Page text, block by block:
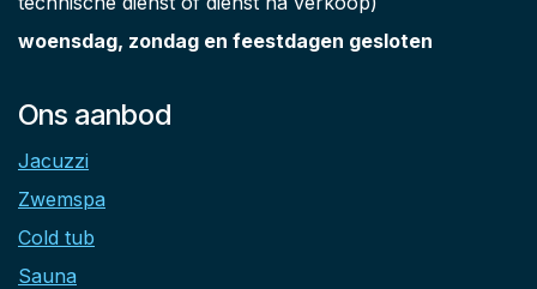
woensdag, zondag en feestdagen gesloten
Ons aanbod
Jacuzzi
Zwemspa
Cold tub
Sauna